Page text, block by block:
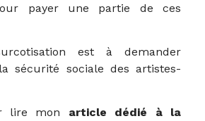
payer une partie de ces
est à demander
sécurité sociale des artistes-
lire mon article dédié à la